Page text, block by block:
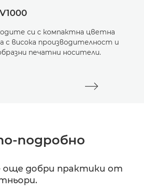
си с компактна цветна
с висока производителност и
печатни носители.
подробно
добри практики от